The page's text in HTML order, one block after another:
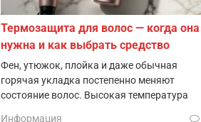
Термозащита для волос — когда она
нужна и как выбрать средство
Фен, утюжок, плойка и даже обычная
горячая укладка постепенно меняют
состояние волос. Высокая температура
Информация